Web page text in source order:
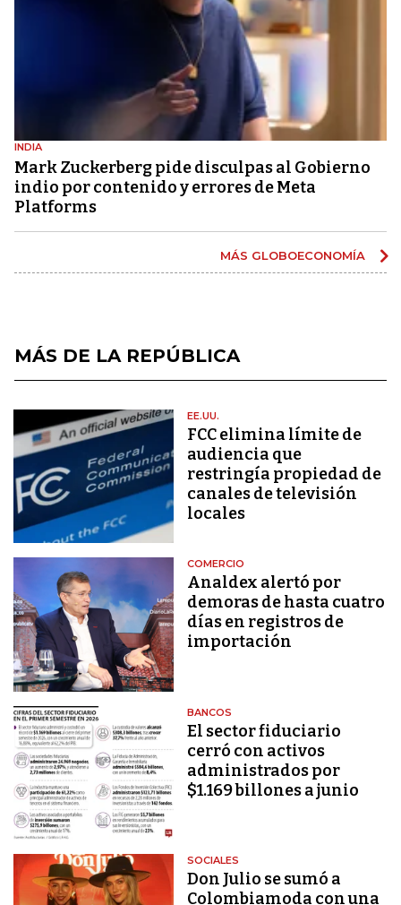
INDIA
Mark Zuckerberg pide disculpas al Gobierno
indio por contenido y errores de Meta
Platforms
MÁS GLOBOECONOMÍA
MÁS DE LA REPÚBLICA
EE.UU.
FCC elimina límite de
audiencia que
restringía propiedad de
canales de televisión
locales
COMERCIO
Analdex alertó por
demoras de hasta cuatro
días en registros de
importación
BANCOS
El sector fiduciario
cerró con activos
administrados por
$1.169 billones a junio
SOCIALES
Don Julio se sumó a
Colombiamoda con una